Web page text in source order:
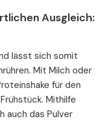
Ausgleich:
lässt sich somit
Mit Milch oder
für den
Mithilfe
auch das Pulver